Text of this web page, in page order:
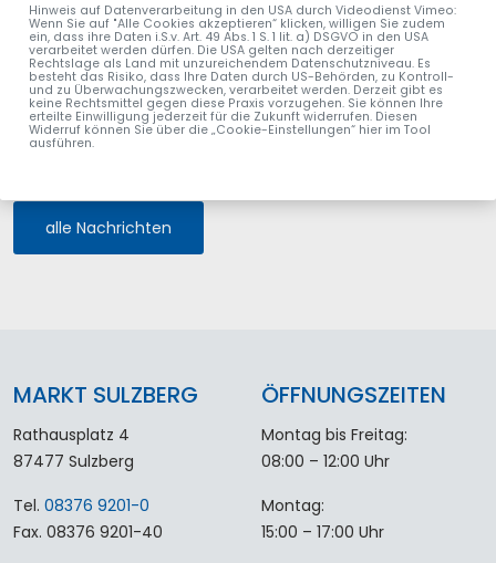
alle Nachrichten
MARKT SULZBERG
Rathausplatz 4
87477 Sulzberg
Tel. 08376 9201-0
Fax. 08376 9201-40
ÖFFNUNGSZEITEN
Montag bis Freitag:
08:00 – 12:00 Uhr
Montag:
15:00 – 17:00 Uhr
Hinweis auf Datenverarbeitung in den USA durch Videodienst Vimeo:
Wenn Sie auf "Alle Cookies akzeptieren“ klicken, willigen Sie zudem
ein, dass ihre Daten i.S.v. Art. 49 Abs. 1 S. 1 lit. a) DSGVO in den USA
verarbeitet werden dürfen. Die USA gelten nach derzeitiger
Rechtslage als Land mit unzureichendem Datenschutzniveau. Es
besteht das Risiko, dass Ihre Daten durch US-Behörden, zu Kontroll-
und zu Überwachungszwecken, verarbeitet werden. Derzeit gibt es
keine Rechtsmittel gegen diese Praxis vorzugehen. Sie können Ihre
erteilte Einwilligung jederzeit für die Zukunft widerrufen. Diesen
Widerruf können Sie über die „Cookie-Einstellungen“ hier im Tool
ausführen.